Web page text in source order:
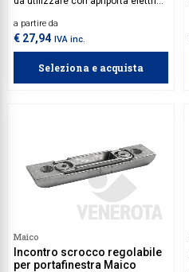
mm.
a partire da
€ 27,94 IVA inc.
Seleziona e acquista
Maico
Incontro scrocco regolabile
per portafinestra Maico